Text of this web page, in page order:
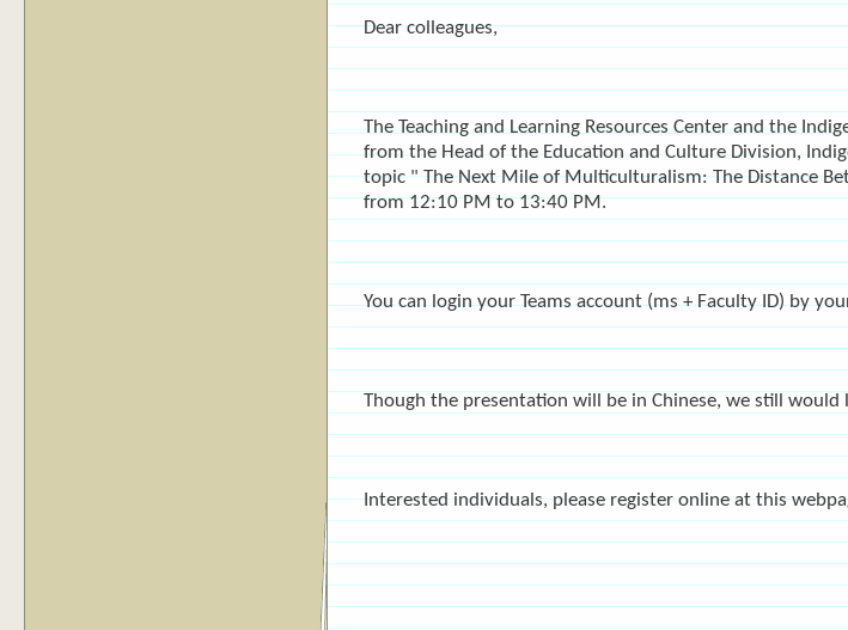
Dear colleagues,
The Teaching and Learning Resources Center and the
from the Head of the Education and Culture Division,
topic " The Next Mile of Multiculturalism: The Distance
from 12:10 PM to 13:40 PM.
You can login your Teams account (ms + Faculty ID) by
Though the presentation will be in Chinese, we still
Interested individuals, please register online at this